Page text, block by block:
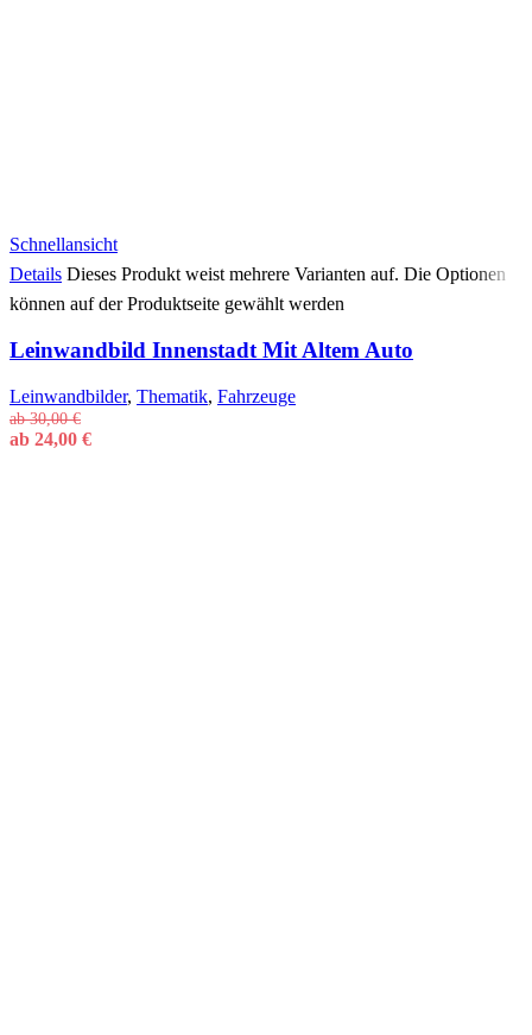
Schnellansicht
Details Dieses Produkt weist mehrere Varianten auf. Die Optionen
können auf der Produktseite gewählt werden
Leinwandbild Innenstadt Mit Altem Auto
Leinwandbilder, Thematik, Fahrzeuge
ab30,00€
ab 24,00 €